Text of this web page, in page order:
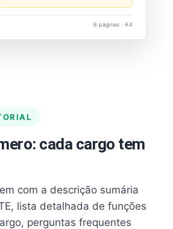
6 páginas · A4
cada cargo tem
com a descrição sumária
lista detalhada de funções
perguntas frequentes